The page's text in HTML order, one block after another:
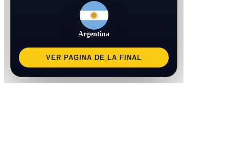
Argentina
VER PAGINA DE LA FINAL